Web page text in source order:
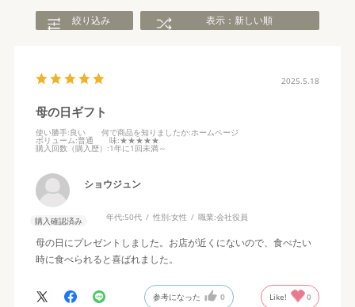
絞り込み 表示：新しい順
2025.5.18
母の日ギフト
使い勝手:良い 何で商品を知りましたか:ホームページ
ボリューム:普通 味:★★★★★
購入回数（購入歴） :1年に1回未満～
ショウジュン
購入確認済み 年代:50代 性別:女性 職業:会社役員
母の日にプレゼントしました。お店が近くにないので、食べたい
時に食べられると喜ばれました。
参考になった 0 Like! 0